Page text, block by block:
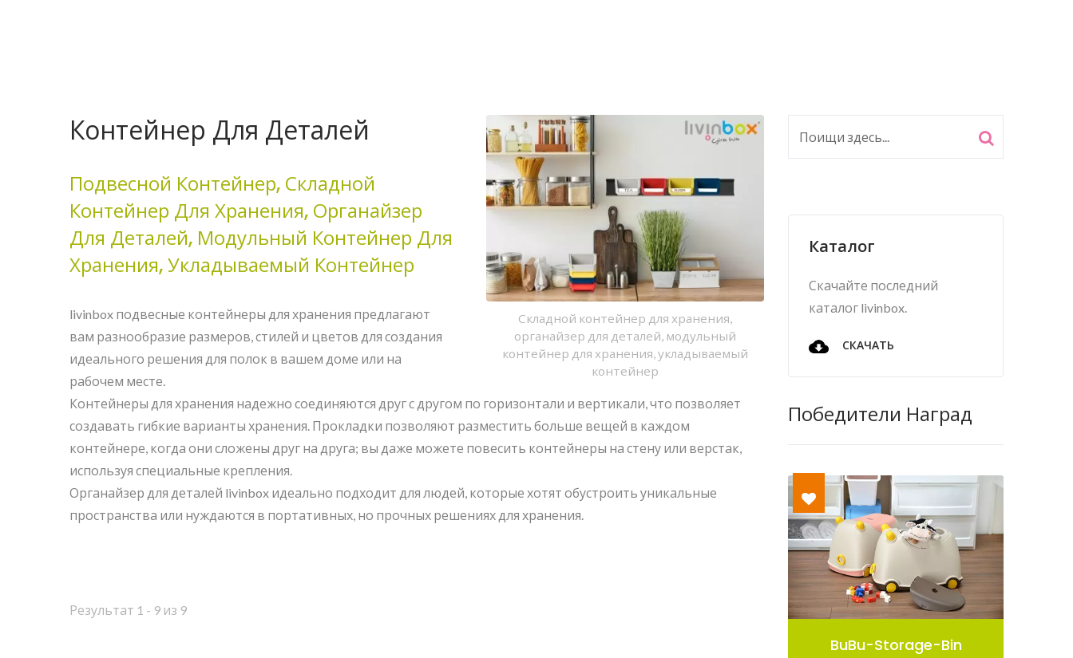
Складной контейнер для хранения,
органайзер для деталей, модульный
контейнер для хранения, укладываемый
контейнер
Контейнер Для Деталей
Подвесной Контейнер, Складной
Контейнер Для Хранения, Органайзер
Для Деталей, Модульный Контейнер Для
Хранения, Укладываемый Контейнер
livinbox подвесные контейнеры для хранения предлагают
вам разнообразие размеров, стилей и цветов для создания
идеального решения для полок в вашем доме или на
рабочем месте.
Контейнеры для хранения надежно соединяются друг с другом по горизонтали и вертикали, что позволяет
создавать гибкие варианты хранения. Прокладки позволяют разместить больше вещей в каждом
контейнере, когда они сложены друг на друга; вы даже можете повесить контейнеры на стену или верстак,
используя специальные крепления.
Органайзер для деталей livinbox идеально подходит для людей, которые хотят обустроить уникальные
пространства или нуждаются в портативных, но прочных решениях для хранения.
Результат 1 - 9 из 9
Каталог
Скачайте последний
каталог livinbox.
СКАЧАТЬ
Победители Наград
Контейнер Для Хранения